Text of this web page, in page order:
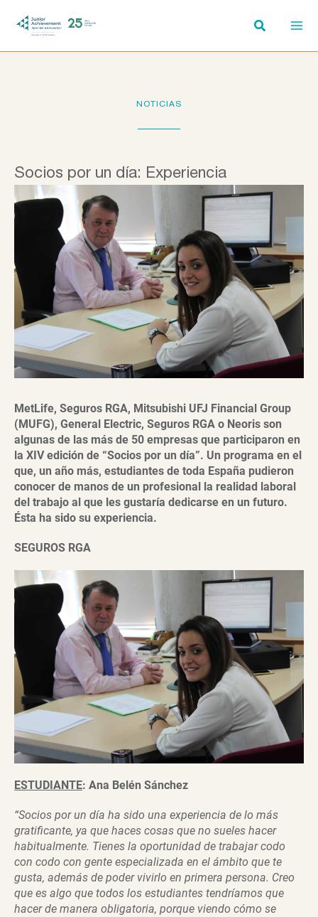
NOTICIAS
Socios por un día: Experiencia
MetLife, Seguros RGA, Mitsubishi UFJ Financial Group
(MUFG), General Electric, Seguros RGA o Neoris son
algunas de las más de 50 empresas que participaron en
la XIV edición de “Socios por un día”. Un programa en el
que, un año más, estudiantes de toda España pudieron
conocer de manos de un profesional la realidad laboral
del trabajo al que les gustaría dedicarse en un futuro.
Ésta ha sido su experiencia.
SEGUROS RGA
ESTUDIANTE: Ana Belén Sánchez
“Socios por un día ha sido una experiencia de lo más
gratificante, ya que haces cosas que no sueles hacer
habitualmente. Tienes la oportunidad de trabajar codo
con codo con gente especializada en el ámbito que te
gusta, además de poder vivirlo en primera persona. Creo
que es algo que todos los estudiantes tendríamos que
hacer de manera obligatoria, porque viendo cómo se